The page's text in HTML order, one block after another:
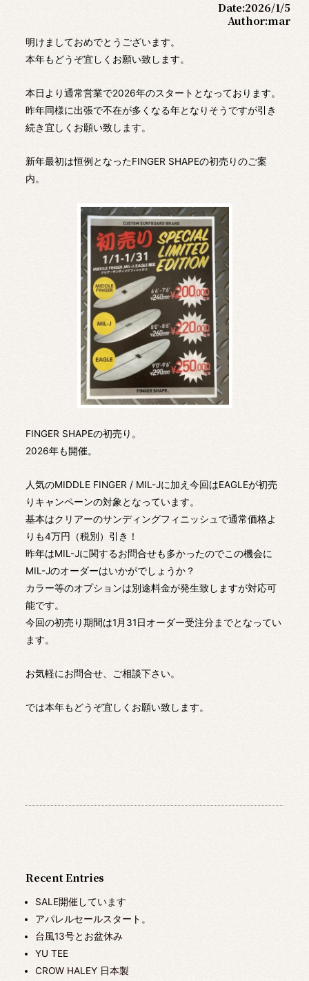
Recent Entries
SALE開催しています
アパレルセールスタート。
台風13号とお盆休み
YU TEE
CROW HALEY 日本製
Date:2026/1/5
Author:mar
明けましておめでとうございます。
本年もどうぞ宜しくお願い致します。
本日より通常営業で2026年のスタートとなっております。
昨年同様に出張で不在が多くなる年となりそうですが引き
続き宜しくお願い致します。
新年最初は恒例となったFINGER SHAPEの初売りのご案
内。
FINGER SHAPEの初売り。
2026年も開催。
人気のMIDDLE FINGER / MIL-Jに加え今回はEAGLEが初売
りキャンペーンの対象となっています。
基本はクリアーのサンディングフィニッシュで通常価格よ
りも4万円（税別）引き！
昨年はMIL-Jに関するお問合せも多かったのでこの機会に
MIL-Jのオーダーはいかがでしょうか？
カラー等のオプションは別途料金が発生致しますが対応可
能です。
今回の初売り期間は1月31日オーダー受注分までとなってい
ます。
お気軽にお問合せ、ご相談下さい。
では本年もどうぞ宜しくお願い致します。